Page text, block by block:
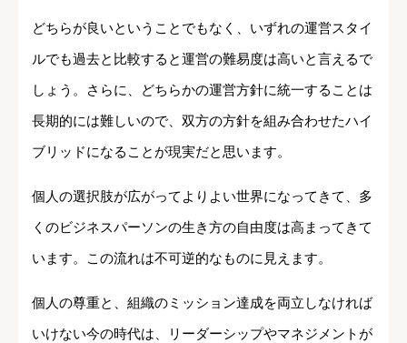
どちらが良いということでもなく、いずれの運営スタイ
ルでも過去と比較すると運営の難易度は高いと言えるで
しょう。さらに、どちらかの運営方針に統一することは
長期的には難しいので、双方の方針を組み合わせたハイ
ブリッドになることが現実だと思います。
個人の選択肢が広がってよりよい世界になってきて、多
くのビジネスパーソンの生き方の自由度は高まってきて
います。この流れは不可逆的なものに見えます。
個人の尊重と、組織のミッション達成を両立しなければ
いけない今の時代は、リーダーシップやマネジメントが